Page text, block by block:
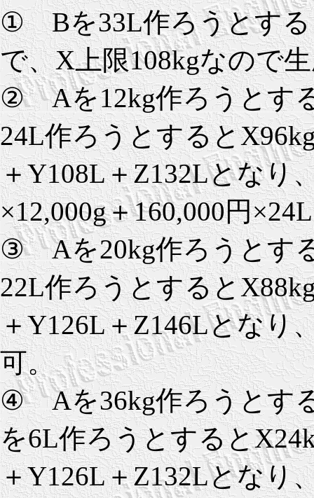
① Bを33L作ろうとする
で、X上限108kgなので
② Aを12kg作ろうとす
24L作ろうとすると
＋Y108L＋Z132Lとなり
×12,000g＋160,000円
③ Aを20kg作ろうとす
22L作ろうとすると
＋Y126L＋Z146Lとなり
可。
④ Aを36kg作ろうとす
を6L作ろうとすると
＋Y126L＋Z132Lとなり